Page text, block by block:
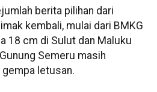
berita pilihan dari
kembali, mulai dari BMKG
18 cm di Sulut dan Maluku
Semeru masih
letusan.